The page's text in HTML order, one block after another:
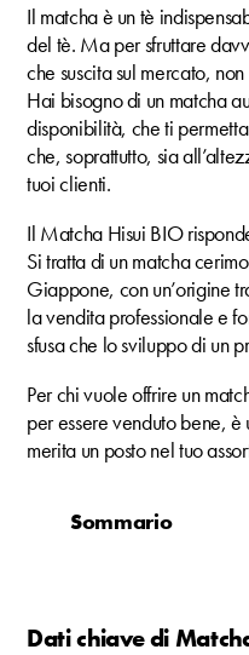
Il matcha è un tè
del tè. Ma per sfruttare
che suscita sul mercato,
Hai bisogno di un matcha
disponibilità, che ti
che, soprattutto, sia
tuoi clienti.
Il Matcha Hisui BIO
Si tratta di un matcha
Giappone, con un’origine
la vendita professionale e
sfusa che lo sviluppo di un
Per chi vuole offrire un
per essere venduto bene,
merita un posto nel tuo
Sommario
Dati chiave di